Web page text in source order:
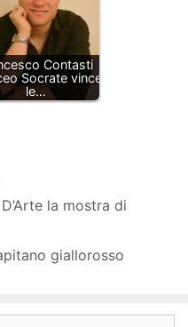
Contasti
Socrate vince
le…
la mostra di
giallorosso